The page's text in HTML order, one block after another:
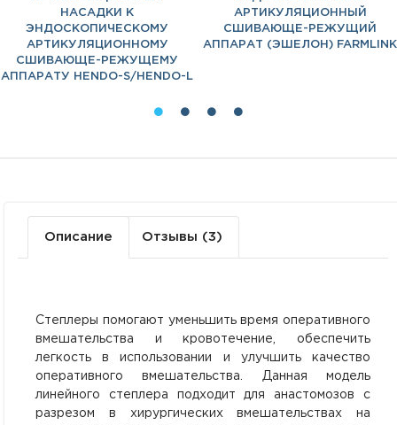
НАСАДКИ К
ЭНДОСКОПИЧЕСКОМУ
АРТИКУЛЯЦИОННОМУ
СШИВАЮЩЕ-РЕЖУЩЕМУ
АППАРАТУ HENDO-S/HENDO-L
АРТИКУЛЯЦИОННЫЙ
СШИВАЮЩЕ-РЕЖУЩИЙ
АППАРАТ (ЭШЕЛОН) FARMLINK
Описание Отзывы (3)
Степлеры помогают уменьшить время оперативного
вмешательства и кровотечение, обеспечить
легкость в использовании и улучшить качество
оперативного вмешательства. Данная модель
линейного степлера подходит для анастомозов с
разрезом в хирургических вмешательствах на